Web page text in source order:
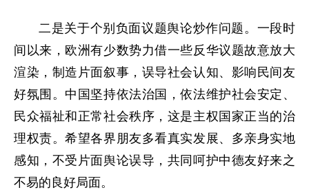
二是关于个别 负面议题舆论炒作问题。一段时
间以来，欧洲有少数势力借一些反华议题故意放大
渲染，制造片面叙事，误导社会认知、影响民间友
好氛围。中国坚持依法治国，依法维护社会安定、
民众福祉和正常社会秩序，这是主权国家正当的治
理权责。希望各界朋友多看真实发展、多亲身实地
感知，不受片面舆论误导，共同呵护中德友好来之
不易的良好局面。